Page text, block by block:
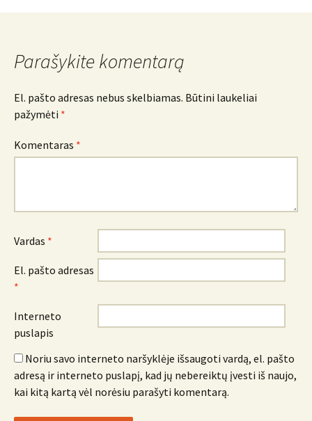
navigacija
Parašykite komentarą
El. pašto adresas nebus skelbiamas. Būtini laukeliai
pažymėti *
Komentaras *
Vardas *
El. pašto adresas
*
Interneto
puslapis
Noriu savo interneto naršyklėje išsaugoti vardą, el. pašto
adresą ir interneto puslapį, kad jų nebereiktų įvesti iš naujo,
kai kitą kartą vėl norėsiu parašyti komentarą.